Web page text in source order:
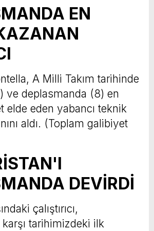
EN
A Milli Takım tarihinde
ve deplasmanda (8) en
elde eden yabancı teknik
aldı. (Toplam galibiyet
DEVİRDİ
çalıştırıcı,
tarihimizdeki ilk